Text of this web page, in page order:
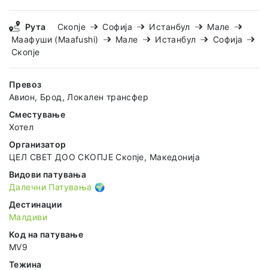
Рута Скопје Софија Истанбул
Мале
Маафуши (Maafushi)
Мале Истанбул
Софија
Скопје
Превоз
Авион, Брод, Локален трансфер
Сместување
Хотел
Организатор
ЦЕЛ СВЕТ ДОО СКОПЈЕ Скопје, Македонија
Видови патувања
Далечни Патувања 🌍
Дестинации
Малдиви
Код на патување
MV9
Тежина